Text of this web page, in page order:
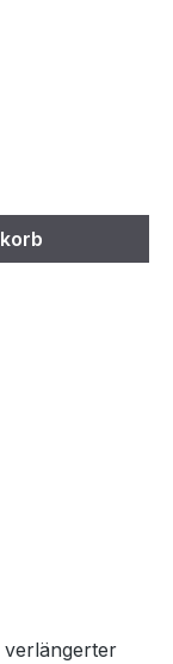
Wert
verlängerter